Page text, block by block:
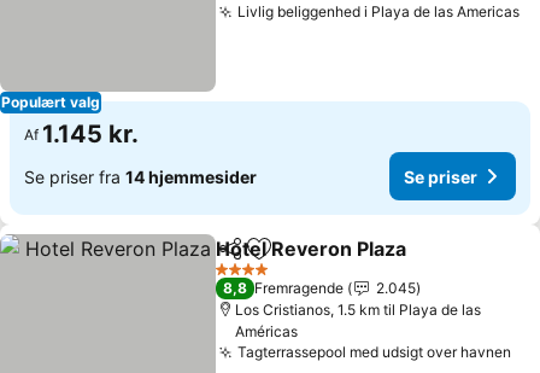
Populært valg
Livlig beliggenhed i Playa de las Americas
Af 1.145 kr.
Se priser fra 14 hjemmesider Se priser
Del Føj til favoritter
Hotel Reveron Plaza
4 Stjerner
8,8 Fremragende
2.045
Los Cristianos, 1.5 km til Playa de las
Américas
Tagterrassepool med udsigt over havnen